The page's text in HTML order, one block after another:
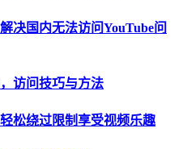
决国内无法访问YouTube问
访问技巧与方法
松绕过限制享受视频乐趣